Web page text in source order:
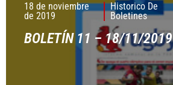
18 de noviembre
de 2019
Historico De
Boletines
BOLETÍN 11 – 18/11/2019